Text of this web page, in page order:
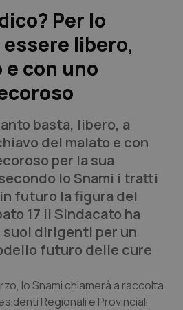
Per lo
libero,
con uno
basta, libero, a
del malato e con
per la sua
lo Snami i tratti
futuro la figura del
17 il Sindacato ha
dirigenti per un
futuro delle cure
lo Snami chiamerà a raccolta
Regionali e Provinciali